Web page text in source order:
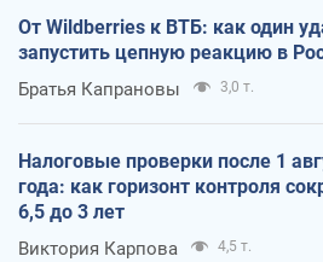
От Wildberries к ВТБ: как один
запустить цепную реакцию в
Братья Капрановы 3,0 т.
Налоговые проверки после 1
года: как горизонт контроля
6,5 до 3 лет
Виктория Карпова 4,5 т.